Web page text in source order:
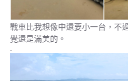
戰車比我想像中還要小一台，不
覺還是滿美的。
.